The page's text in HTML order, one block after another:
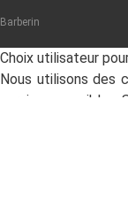
Barberin
Choix utilisateur
Nous utilisons des
services possibles.